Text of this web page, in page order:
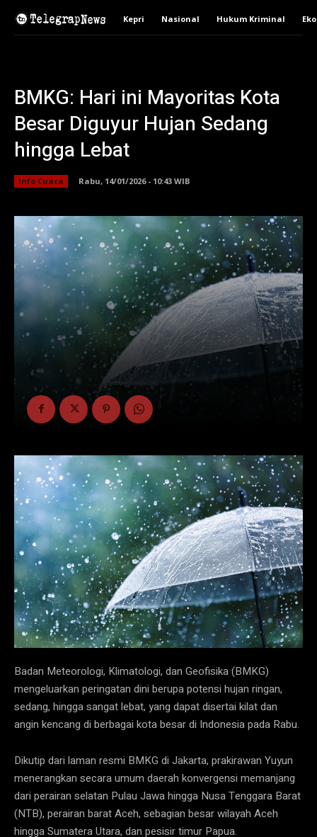
Kepri Nasional Hukum Kriminal
BMKG: Hari ini Mayoritas Kota
Besar Diguyur Hujan Sedang
hingga Lebat
Info Cuaca Rabu, 14/01/2026 - 10:43 WIB
Badan Meteorologi, Klimatologi, dan Geofisika (BMKG)
mengeluarkan peringatan dini berupa potensi hujan ringan,
sedang, hingga sangat lebat, yang dapat disertai kilat dan
angin kencang di berbagai kota besar di Indonesia pada Rabu.
Dikutip dari laman resmi BMKG di Jakarta, prakirawan Yuyun
menerangkan secara umum daerah konvergensi memanjang
dari perairan selatan Pulau Jawa hingga Nusa Tenggara Barat
(NTB), perairan barat Aceh, sebagian besar wilayah Aceh
hingga Sumatera Utara, dan pesisir timur Papua.